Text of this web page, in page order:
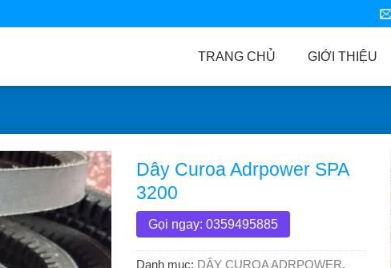
TRANG CHỦ GIỚI THIỆU
Dây Curoa Adrpower SPA
3200
Gọi ngay: 0359495885
Danh mục: DÂY CUROA ADRPOWER,